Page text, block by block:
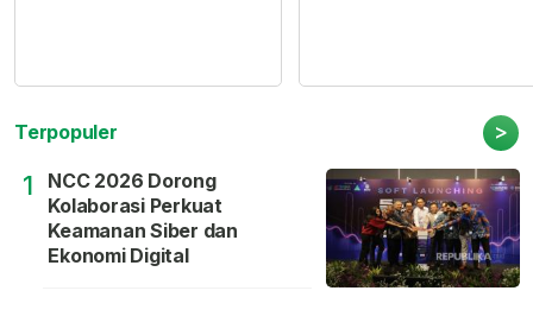
Terpopuler >
1
NCC 2026 Dorong
Kolaborasi Perkuat
Keamanan Siber dan
Ekonomi Digital